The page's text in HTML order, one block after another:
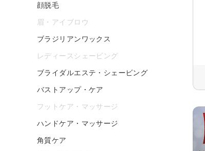
顔脱毛
眉・アイブロウ
ブラジリアンワックス
レディースシェービング
ブライダルエステ・シェービング
バストアップ・ケア
フットケア・マッサージ
ハンドケア・マッサージ
角質ケア